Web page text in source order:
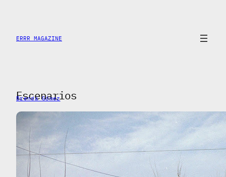
contenido
ERRR MAGAZINE
Escenarios
Brenda Gómez